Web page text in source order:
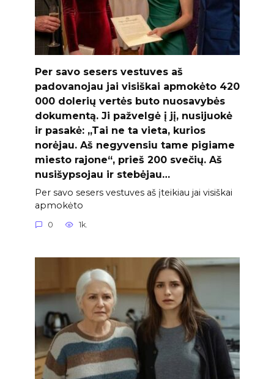
Per savo sesers vestuves aš
padovanojau jai visiškai apmokėto 420
000 dolerių vertės buto nuosavybės
dokumentą. Ji pažvelgė į jį, nusijuokė
ir pasakė: „Tai ne ta vieta, kurios
norėjau. Aš negyvensiu tame pigiame
miesto rajone“, prieš 200 svečių. Aš
nusišypsojau ir stebėjau…
Per savo sesers vestuves aš įteikiau jai visiškai
apmokėto
0 1k.